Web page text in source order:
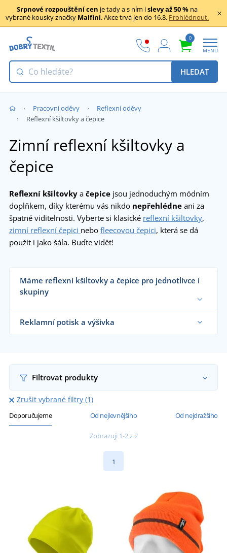
Srpnové rozpouštění cen je tady a s ním islevy až 50 % na
vybrané kousky značky Malfini. Akce trvá jen do 16.8. Prohlédnout.
0
MENU
HLEDAT
Pracovní oděvy
Reflexní oděvy
Reflexní kšiltovky a čepice
Zimní reflexní kšiltovky a
čepice
Reflexní kšiltovky a čepice jsou jednoduchým módním
doplňkem, díky kterému vás nikdo nepřehlédne ani za
špatné viditelnosti. Vyberte si klasické reflexní kšiltovky,
zimní reflexní čepici nebo fleecovou čepici, která se dá
použít i jako šála. Buďte vidět!
Máme reflexní kšiltovky a čepice pro jednotlivce i
skupiny
Dodáváme reflexní kšiltovky a čepice reklamním
agenturám, firmám, školám i koncovým
zákazníkům již od 1 kusu.
Chci vědět více
Reklamní potisk a výšivka
Filtrovat produkty
Zrušit vybrané filtry (1)
Doporučujeme Od nejlevnějšího Od nejdražšího
Zobrazuji 1-2 z 2
1